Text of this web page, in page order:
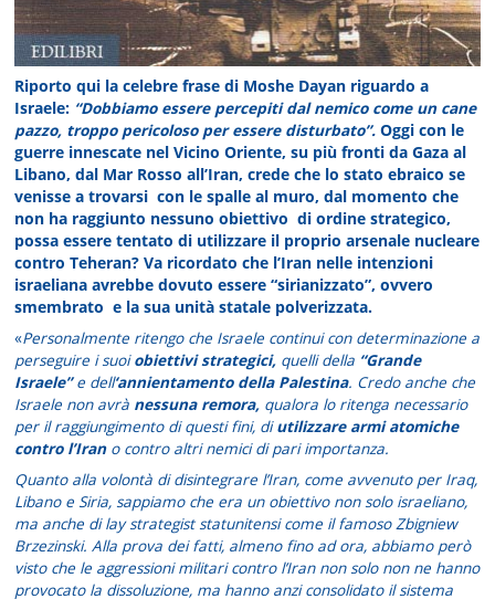
Riporto qui la celebre frase di Moshe Dayan riguardo a
Israele: “Dobbiamo essere percepiti dal nemico come un cane
pazzo, troppo pericoloso per essere disturbato”.Oggi con le
guerre innescate nel Vicino Oriente, su più fronti da Gaza al
Libano, dal Mar Rosso all’Iran, crede che lo stato ebraico se
venisse a trovarsi con le spalle al muro, dal momento che
non ha raggiunto nessuno obiettivo di ordine strategico,
possa essere tentato di utilizzare il proprio arsenale nucleare
contro Teheran? Va ricordato che l’Iran nelle intenzioni
israeliana avrebbe dovuto essere “sirianizzato”, ovvero
smembrato e la sua unità statale polverizzata.
«Personalmente ritengo che Israele continui con determinazione a
perseguire i suoiobiettivi strategici, quelli della “Grande
Israele”e dell‘annientamento della Palestina. Credo anche che
Israele non avrà nessuna remora, qualora lo ritenga necessario
per il raggiungimento di questi fini, diutilizzare armi atomiche
contro l’Irano contro altri nemici di pari importanza.
Quanto alla volontà di disintegrare l’Iran, come avvenuto per Iraq,
Libano e Siria, sappiamo che era un obiettivo non solo israeliano,
ma anche di lay strategist statunitensi come il famoso Zbigniew
Brzezinski. Alla prova dei fatti, almeno fino ad ora, abbiamo però
visto che le aggressioni militari contro l’Iran non solo non ne hanno
provocato la dissoluzione, ma hanno anzi consolidato il sistema